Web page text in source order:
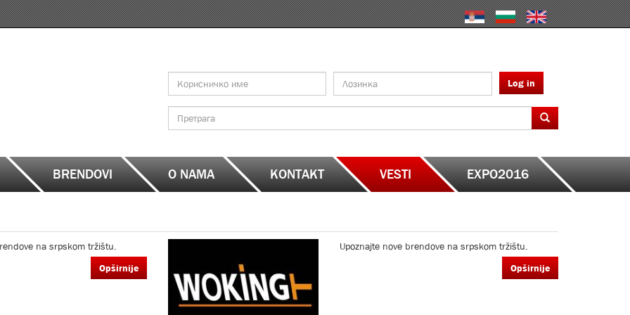
Log in
Search
BRENDOVI O NAMA KONTAKT VESTI EXPO2016
na srpskom tržištu.
Opširnije
Upoznajte nove brendove na srpskom tržištu.
Opširnije